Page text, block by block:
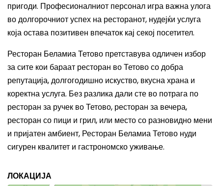
пригоди. Професионалниот персонал игра важна улога
во долгорочниот успех на ресторанот, нудејќи услуга
која остава позитивен впечаток кај секој посетител.
Ресторан Беламиа Тетово претставува одличен избор
за сите кои бараат ресторан во Тетово со добра
репутација, долгогодишно искуство, вкусна храна и
коректна услуга. Без разлика дали сте во потрага по
ресторан за ручек во Тетово, ресторан за вечера,
ресторан со пици и грил, или место со разновидно мени
и пријатен амбиент, Ресторан Беламиа Тетово нуди
сигурен квалитет и гастрономско уживање.
ЛОКАЦИЈА